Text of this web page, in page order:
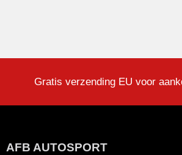
Gratis verzending EU voor
AFB AUTOSPORT